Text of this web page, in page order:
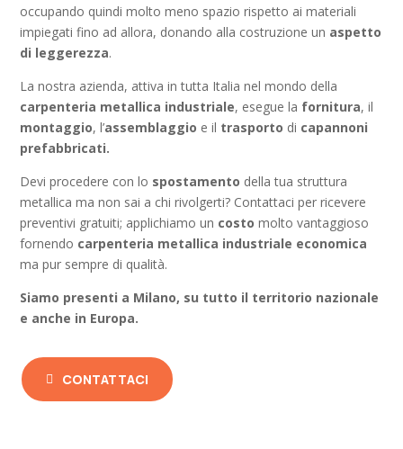
occupando quindi molto meno spazio rispetto ai materiali
impiegati fino ad allora, donando alla costruzione un aspetto
di leggerezza.
La nostra azienda, attiva in tutta Italia nel mondo della
carpenteria metallica industriale, esegue la fornitura, il
montaggio, l’assemblaggio e il trasporto di capannoni
prefabbricati.
Devi procedere con lo spostamento della tua struttura
metallica ma non sai a chi rivolgerti? Contattaci per ricevere
preventivi gratuiti; applichiamo un costo molto vantaggioso
fornendo carpenteria metallica industriale economica
ma pur sempre di qualità.
Siamo presenti a Milano, su tutto il territorio nazionale
e anche in Europa.
CONTATTACI